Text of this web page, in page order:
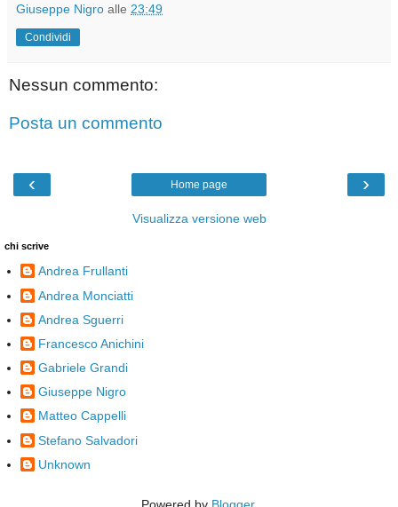
Giuseppe Nigro alle 23:49
Condividi
Nessun commento:
Posta un commento
‹ ›
Home page
Visualizza versione web
chi scrive
Andrea Frullanti
Andrea Monciatti
Andrea Sguerri
Francesco Anichini
Gabriele Grandi
Giuseppe Nigro
Matteo Cappelli
Stefano Salvadori
Unknown